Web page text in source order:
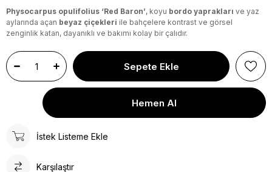
Physocarpus opulifolius ‘Red Baron’, koyu bordo yaprakları ve yaz
aylarında açan beyaz çiçekleri ile bahçelere kontrast ve görsel
zenginlik katan, dayanıklı ve bakımı kolay bir çalıdır.
İstek Listeme Ekle
Karşılaştır